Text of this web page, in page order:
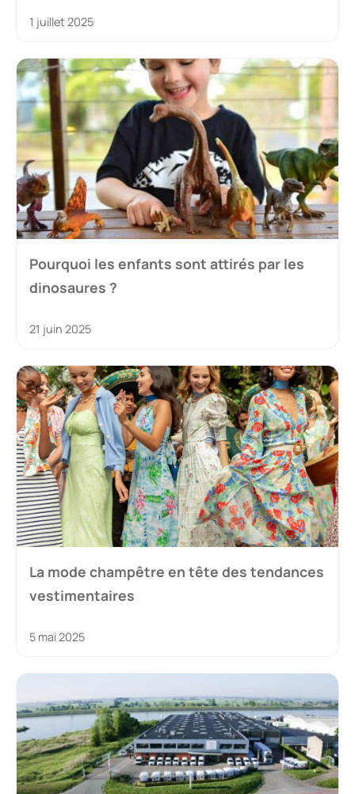
1 juillet 2025
Pourquoi les enfants sont attirés par les
dinosaures ?
21 juin 2025
La mode champêtre en tête des tendances
vestimentaires
5 mai 2025